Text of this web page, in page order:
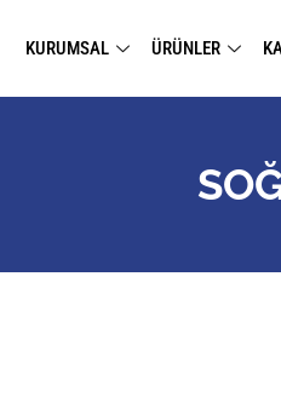
KURUMSAL ÜRÜNLER